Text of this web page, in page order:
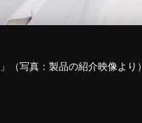
（写真：製品の紹介映像より）